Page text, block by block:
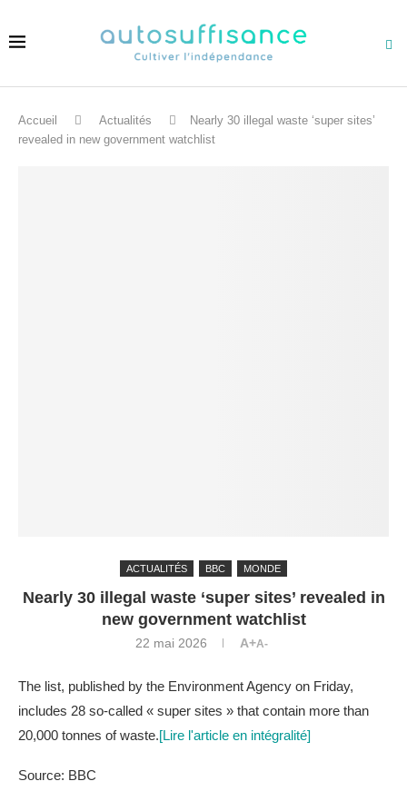
Accueil Actualités
Nearly 30 illegal waste ‘super sites’
revealed in new government watchlist
ACTUALITÉS BBC MONDE
Nearly 30 illegal waste ‘super sites’ revealed in
new government watchlist
22 mai 2026 A+A-
The list, published by the Environment Agency on Friday,
includes 28 so-called « super sites » that contain more than
20,000 tonnes of waste.[Lire l'article en intégralité]
Source: BBC